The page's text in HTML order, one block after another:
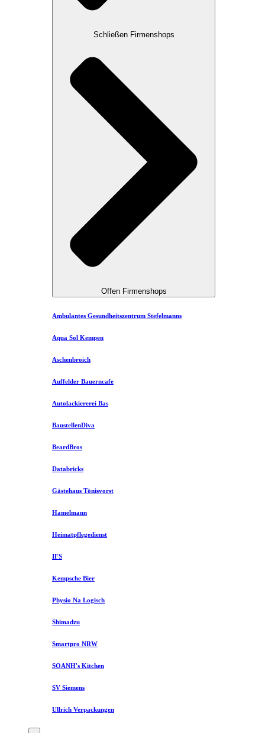
Schließen Firmenshops
Offen Firmenshops
Ambulantes Gesundheitszentrum Stefelmanns
Aqua Sol Kempen
Aschenbroich
Auffelder Bauerncafe
Autolackiererei Bas
BaustellenDiva
BeardBros
Databricks
Gästehaus Tönisvorst
Hamelmann
Heimatpflegedienst
IFS
Kempsche Bier
Physio Na Logisch
Shimadzu
Smartpro NRW
SOANH's Kitchen
SV Siemens
Ullrich Verpackungen